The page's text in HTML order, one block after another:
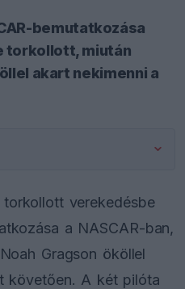
bemutatkozása
torkollott, miután
akart nekimenni a
verekedésbe
a NASCAR-ban,
Gragson ököllel
követően. A két pilóta